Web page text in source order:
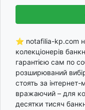
⭐ notafilia-kp.com
колекціонерів
гарантією сам по
розширюваний
стоять за
вражаючий – для
десятки тисяч